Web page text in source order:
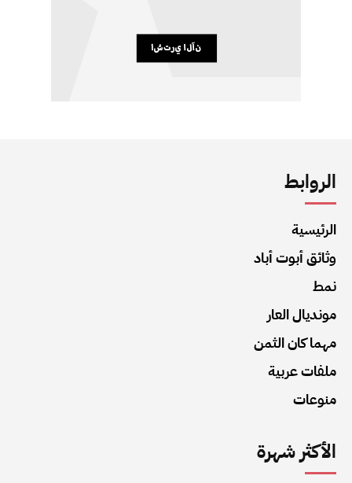
الروابط
الرئيسية
وثائق أبوت أباد
نمط
مونديال العار
مهما كان الثمن
ملفات عربية
منوعات
الأكثر شهرة